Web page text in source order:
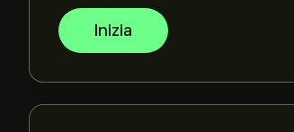
Inizia